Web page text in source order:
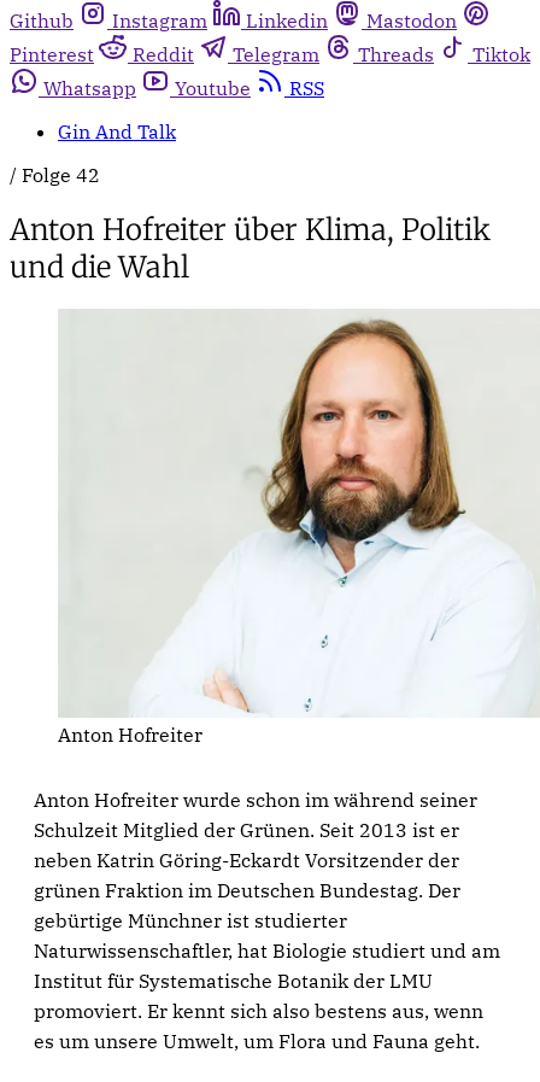
Github
Instagram Linkedin
Mastodon
Pinterest
Reddit Telegram Threads
Tiktok
Whatsapp
Youtube
RSS
Gin And Talk
/ Folge 42
Anton Hofreiter über Klima, Politik
und die Wahl
Anton Hofreiter
Anton Hofreiter wurde schon im während seiner
Schulzeit Mitglied der Grünen. Seit 2013 ist er
neben Katrin Göring-Eckardt Vorsitzender der
grünen Fraktion im Deutschen Bundestag. Der
gebürtige Münchner ist studierter
Naturwissenschaftler, hat Biologie studiert und am
Institut für Systematische Botanik der LMU
promoviert. Er kennt sich also bestens aus, wenn
es um unsere Umwelt, um Flora und Fauna geht.